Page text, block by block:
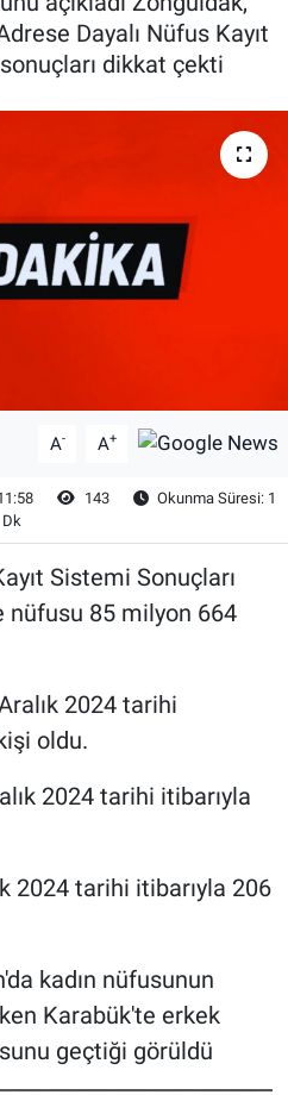
Dayalı Nüfus Kayıt
dikkat çekti
A- A+
143
Okunma Süresi: 1
Dk
Sistemi Sonuçları
nüfusu 85 milyon 664
2024 tarihi
oldu.
2024 tarihi itibarıyla
2024 tarihi itibarıyla 206
kadın nüfusunun
Karabük'te erkek
geçtiği görüldü